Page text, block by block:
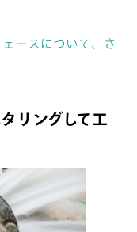
ースについて、さ
リングして工